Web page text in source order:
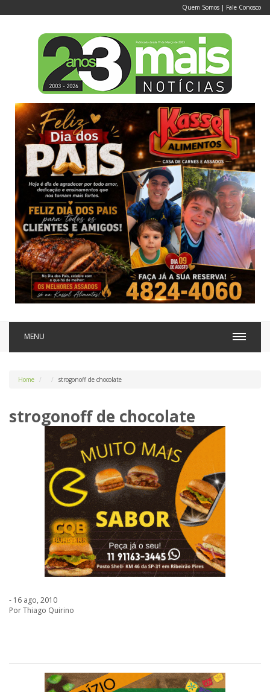
Quem Somos | Fale Conosco
MENU
Home strogonoff de chocolate
strogonoff de chocolate
- 16 ago, 2010
Por Thiago Quirino